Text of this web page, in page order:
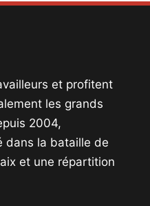
et profitent
les grands
2004,
dans la bataille de
et une répartition